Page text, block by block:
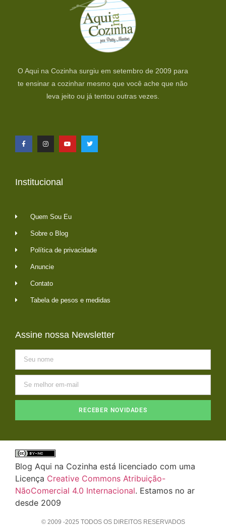
O Aqui na Cozinha surgiu em setembro de 2009 para
te ensinar a cozinhar mesmo que você ache que não
leva jeito ou já tentou outras vezes.
Institucional
Quem Sou Eu
Sobre o Blog
Política de privacidade
Anuncie
Contato
Tabela de pesos e medidas
Assine nossa Newsletter
RECEBER NOVIDADES
Blog Aqui na Cozinha está licenciado com uma
Licença Creative Commons Atribuição-
NãoComercial 4.0 Internacional. Estamos no ar
desde 2009
© 2009 -2025 TODOS OS DIREITOS RESERVADOS